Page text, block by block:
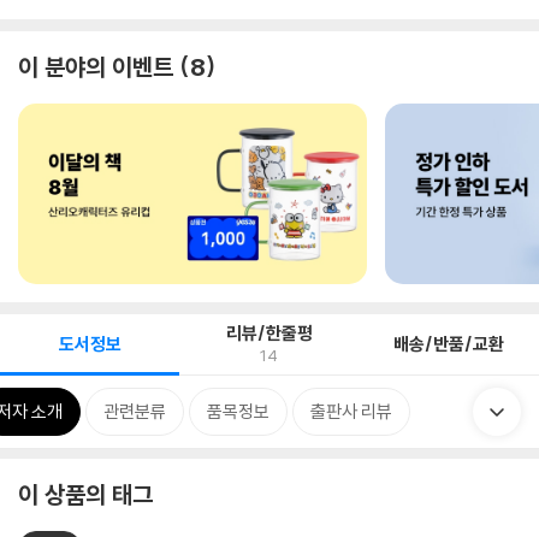
이 분야의 이벤트 8
도서정보 리뷰/한줄평
14 배송/반품/교환
자 소개 관련분류 품목정보 출판사 리뷰
이 상품의 태그